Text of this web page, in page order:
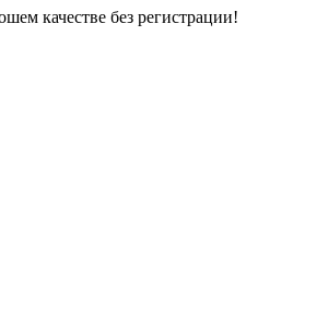
качестве без регистрации!